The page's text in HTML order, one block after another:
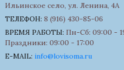
Ильинское село, ул. Ленина, 4А
ТЕЛЕФОН: 8 (916) 430-85-06
ВРЕМЯ РАБОТЫ: Пн-Сб: 09:00 -
Праздники: 09:00 - 17:00
E-MAIL: info@lovisoma.ru